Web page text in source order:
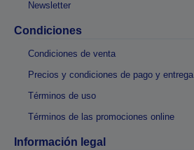
Newsletter
Condiciones
Condiciones de venta
Precios y condiciones de pago y entrega
Términos de uso
Términos de las promociones online
Información legal